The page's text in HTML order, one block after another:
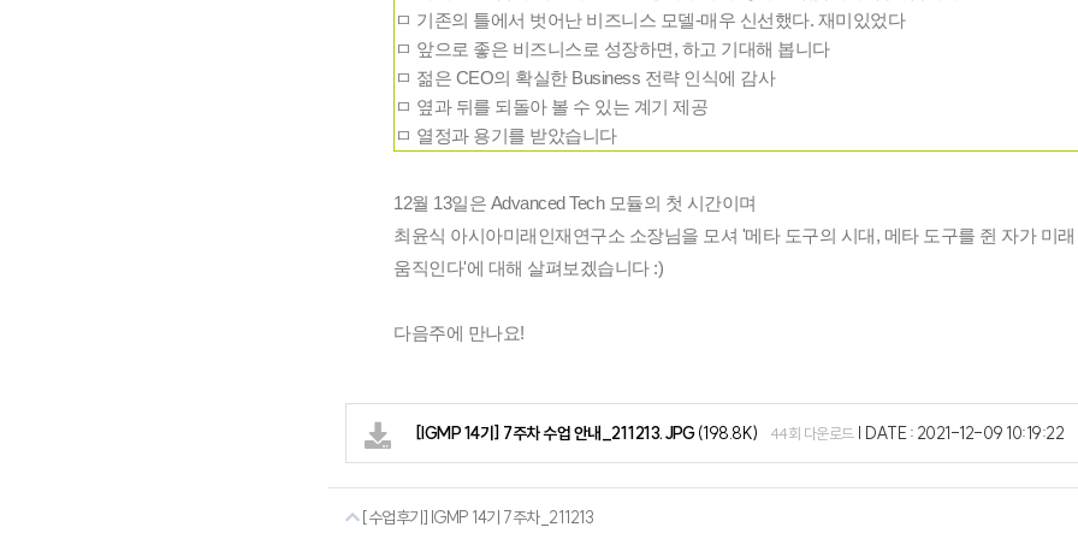
ㅁ 기존의 틀에서 벗어난 비즈니스 모델-매우 신선했다. 재미있었다
ㅁ 앞으로 좋은 비즈니스로 성장하면, 하고 기대해 봅니다
ㅁ 젊은 CEO의 확실한 Business 전략 인식에 감사
ㅁ 옆과 뒤를 되돌아 볼 수 있는 계기 제공
ㅁ 열정과 용기를 받았습니다
12월 13일은 Advanced Tech 모듈의 첫 시간이며
최윤식 아시아미래인재연구소 소장님을 모셔 '메타 도구의 시대, 메타 도구를 쥔 자가 미
움직인다'에 대해 살펴보겠습니다 :)
다음주에 만나요!
[IGMP 14기] 7주차 수업 안내_211213.JPG(198.8K) 44회 다운로드| DATE : 2021-12-09 10:19:22
[수업후기] IGMP 14기 7주차_211213